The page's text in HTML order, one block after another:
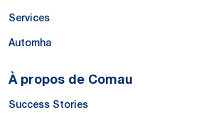
Services
Automha
À propos de Comau
Success Stories